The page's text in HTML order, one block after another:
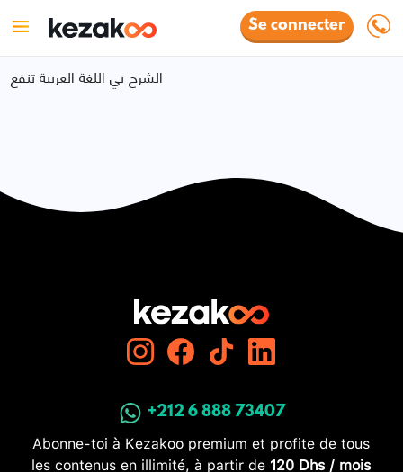
Se connecter
الشرح بي اللغة العربية تنفع
+212 6 888 73407
Abonne-toi à Kezakoo premium et profite de tous
les contenus en illimité, à partir de 120 Dhs / mois